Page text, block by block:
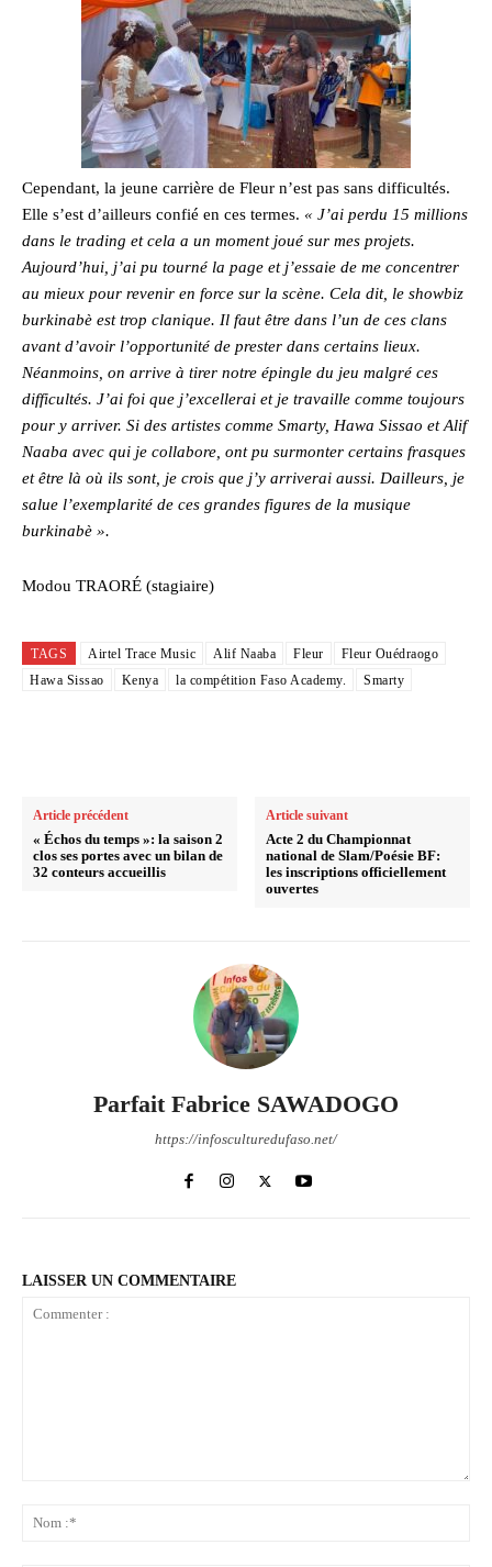
Cependant, la jeune carrière de Fleur n’est pas sans difficultés.
Elle s’est d’ailleurs confié en ces termes. « J’ai perdu 15 millions
dans le trading et cela a un moment joué sur mes projets.
Aujourd’hui, j’ai pu tourné la page et j’essaie de me concentrer
au mieux pour revenir en force sur la scène. Cela dit, le showbiz
burkinabè est trop clanique. Il faut être dans l’un de ces clans
avant d’avoir l’opportunité de prester dans certains lieux.
Néanmoins, on arrive à tirer notre épingle du jeu malgré ces
difficultés. J’ai foi que j’excellerai et je travaille comme toujours
pour y arriver. Si des artistes comme Smarty, Hawa Sissao et Alif
Naaba avec qui je collabore, ont pu surmonter certains frasques
et être là où ils sont, je crois que j’y arriverai aussi. Dailleurs, je
salue l’exemplarité de ces grandes figures de la musique
burkinabè ».
Modou TRAORÉ (stagiaire)
TAGS Airtel Trace Music Alif Naaba Fleur
Fleur Ouédraogo
Hawa Sissao
Kenya la compétition Faso Academy. Smarty
Article précédent
« Échos du temps »: la saison 2
clos ses portes avec un bilan de
32 conteurs accueillis
Article suivant
Acte 2 du Championnat
national de Slam/Poésie BF:
les inscriptions officiellement
ouvertes
Parfait Fabrice SAWADOGO
https://infosculturedufaso.net/
LAISSER UN COMMENTAIRE